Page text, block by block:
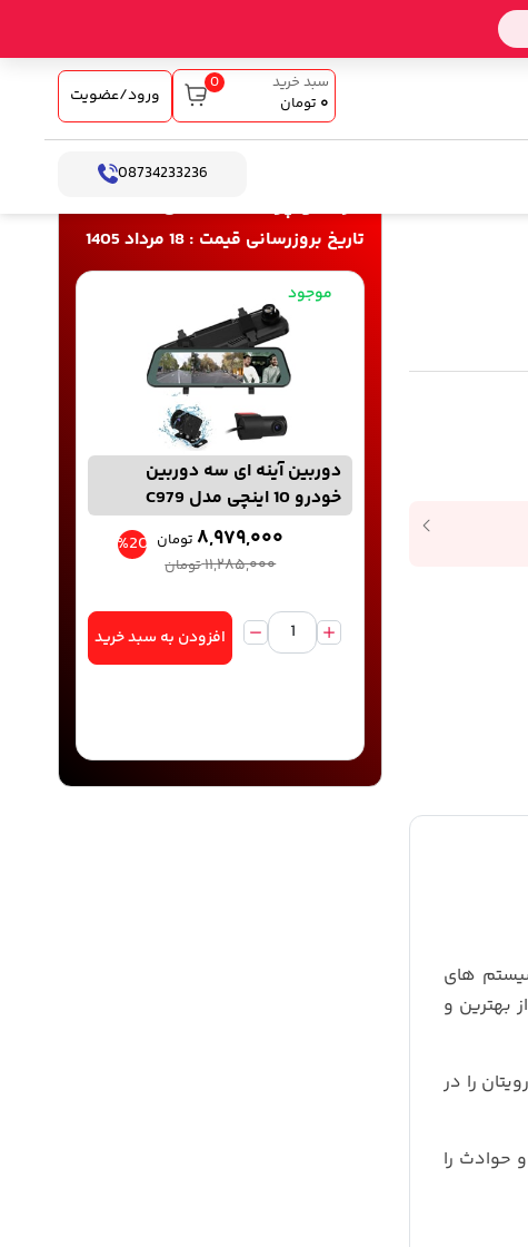
0
۰ تومان
سبد خرید
ورود/عضویت
08734233236
های
بهترین و
را در
حوادث را
تاریخ بروزرسانی قیمت : 18 مرداد 1405
موجود
دوربین آینه ای سه دوربین
خودرو 10 اینچی مدل C979
۸,۹۷۹,۰۰۰ تومان
۱۱,۲۸۵,۰۰۰تومان
%20
افزودن به سبد خرید